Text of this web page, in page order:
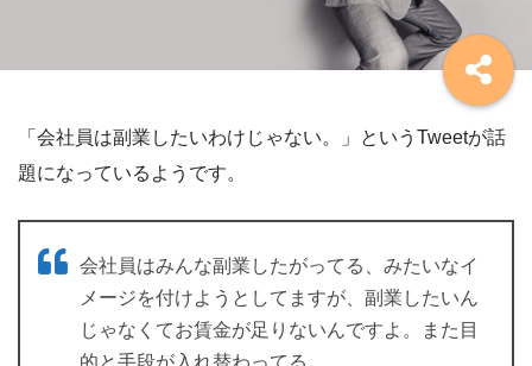
「会社員は副業したいわけじゃない。」というTweetが話
題になっているようです。
会社員はみんな副業したがってる、みたいなイ
メージを付けようとしてますが、副業したいん
じゃなくてお賃金が足りないんですよ。また目
的と手段が入れ替わってる。